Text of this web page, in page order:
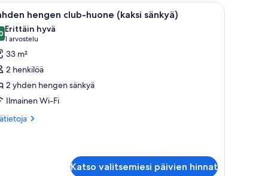
lampun kanssa, ikkuna, josta on näkymä rakennukseen, ja verho.
Moderni hotellihuone, jossa on puinen
5 hengen club-huone (kaksi sänkyä)
kautta 10
Erittäin hyvä
1 arvostelu
(1
arvostelu)
33 m²
2 henkilöä
2 yhden hengen sänkyä
Ilmainen Wi-Fi
Katso valitsemiesi päivien hinnat